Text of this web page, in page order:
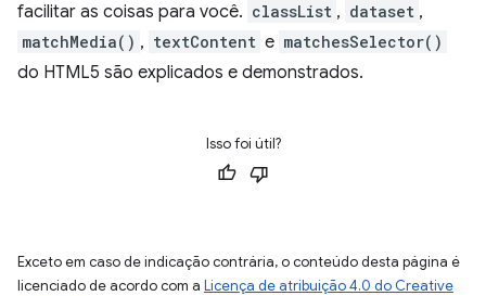
facilitar as coisas para você. classList , dataset ,
matchMedia() , textContent e matchesSelector()
do HTML5 são explicados e demonstrados.
Isso foi útil?
Exceto em caso de indicação contrária, o conteúdo desta página é
licenciado de acordo com a Licença de atribuição 4.0 do Creative